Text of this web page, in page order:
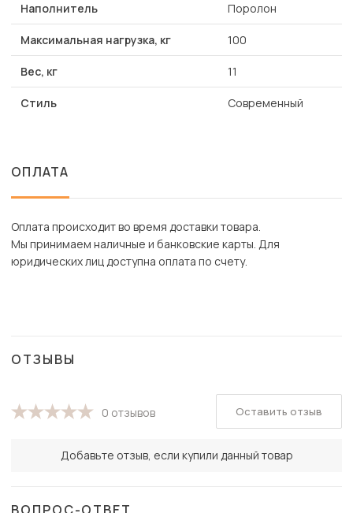
Наполнитель Поролон
Максимальная нагрузка, кг 100
Вес, кг 11
Стиль Современный
ОПЛАТА
Оплата происходит во время доставки товара.
Мы принимаем наличные и банковские карты. Для
юридических лиц доступна оплата по счету.
ОТЗЫВЫ
0 отзывов
Добавьте отзыв, если купили данный товар
Оставить отзыв